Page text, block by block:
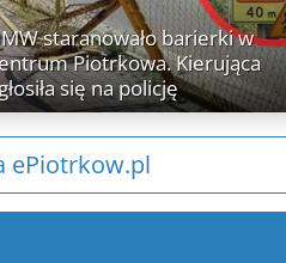
staranowało barierki w
Piotrkowa. Kierująca
się na policję
ePiotrkow.pl